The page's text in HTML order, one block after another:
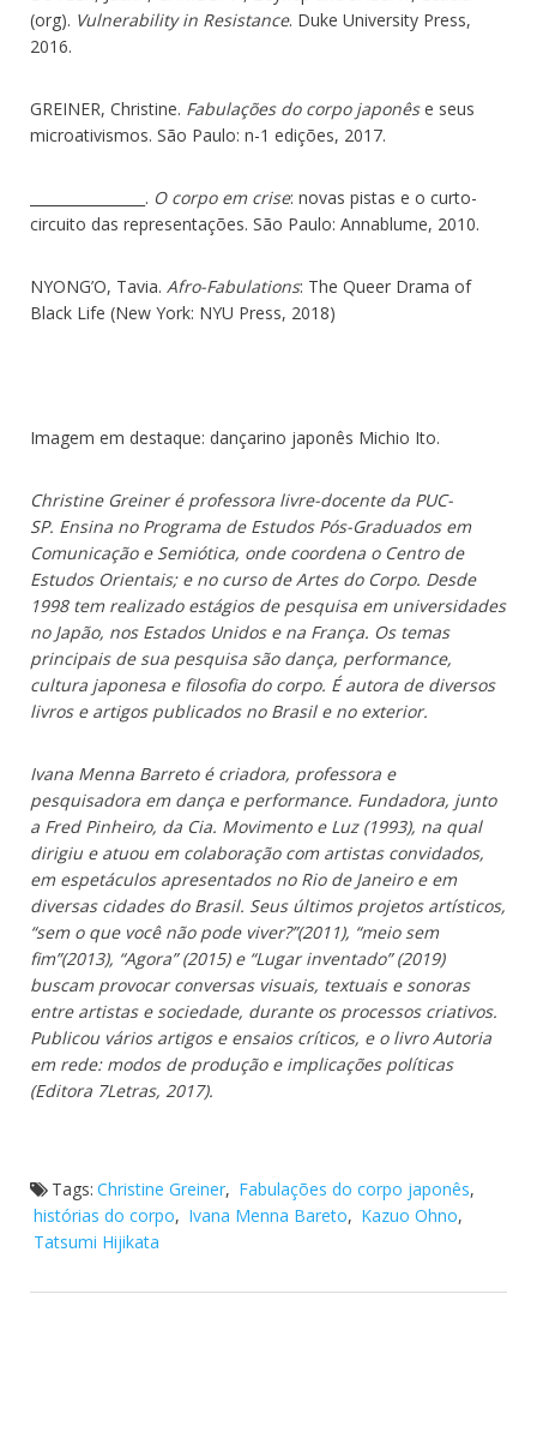
(org). Vulnerability in Resistance. Duke University Press,
2016.
GREINER, Christine. Fabulações do corpo japonêse seus
microativismos. São Paulo: n-1 edições, 2017.
________________. O corpo em crise: novas pistas e o curto-
circuito das representações. São Paulo: Annablume, 2010.
NYONG’O, Tavia. Afro-Fabulations: The Queer Drama of
Black Life (New York: NYU Press, 2018)
Imagem em destaque: dançarino japonês Michio Ito.
Christine Greiner é professora livre-docente da PUC-
SP. Ensina no Programa de Estudos Pós-Graduados em
Comunicação e Semiótica, onde coordena o Centro de
Estudos Orientais; e no curso de Artes do Corpo. Desde
1998 tem realizado estágios de pesquisa em universidades
no Japão, nos Estados Unidos e na França. Os temas
principais de sua pesquisa são dança, performance,
cultura japonesa e filosofia do corpo. É autora de diversos
livros e artigos publicados no Brasil e no exterior.
Ivana Menna Barreto é criadora, professora e
pesquisadora em dança e performance. Fundadora, junto
a Fred Pinheiro, da Cia. Movimento e Luz (1993), na qual
dirigiu e atuou em colaboração com artistas convidados,
em espetáculos apresentados no Rio de Janeiro e em
diversas cidades do Brasil. Seus últimos projetos artísticos,
“sem o que você não pode viver?”(2011), “meio sem
fim”(2013), “Agora” (2015) e “Lugar inventado” (2019)
buscam provocar conversas visuais, textuais e sonoras
entre artistas e sociedade, durante os processos criativos.
Publicou vários artigos e ensaios críticos, e o livro Autoria
em rede: modos de produção e implicações políticas
(Editora 7Letras, 2017).
Tags: Christine Greiner, Fabulações do corpo japonês,
histórias do corpo, Ivana Menna Bareto, Kazuo Ohno,
Tatsumi Hijikata